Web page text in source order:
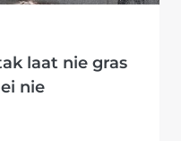
laat nie gras
nie